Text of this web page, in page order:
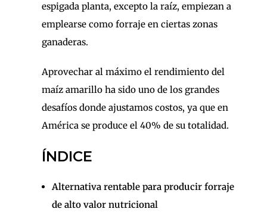
espigada planta, excepto la raíz, empiezan a
emplearse como forraje en ciertas zonas
ganaderas.
Aprovechar al máximo el rendimiento del
maíz amarillo ha sido uno de los grandes
desafíos donde ajustamos costos, ya que en
América se produce el 40% de su totalidad.
ÍNDICE
Alternativa rentable para producir forraje
de alto valor nutricional